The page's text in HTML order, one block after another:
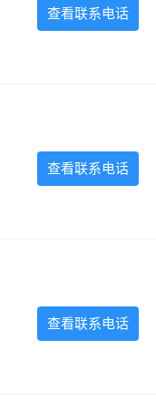
查看联系电话
查看联系电话
查看联系电话